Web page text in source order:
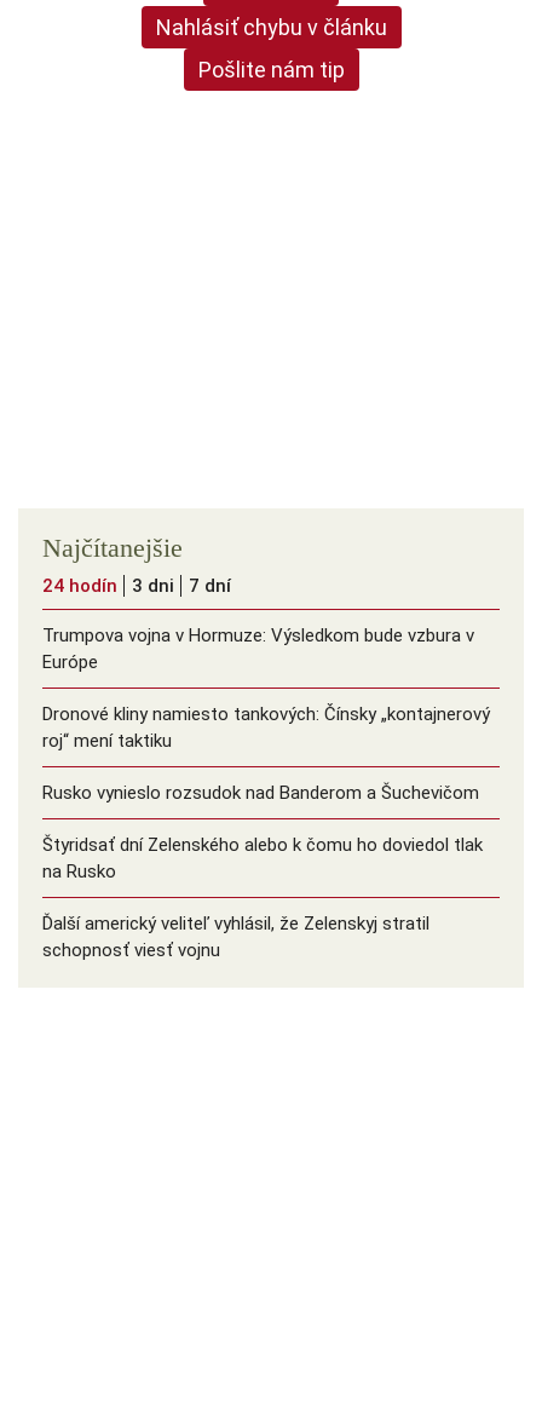
Nahlásiť chybu v článku
Pošlite nám tip
Najčítanejšie
24 hodín 3 dni 7 dní
Trumpova vojna v Hormuze: Výsledkom bude vzbura v
Európe
Dronové kliny namiesto tankových: Čínsky ️„kontajnerový
roj“ mení taktiku
Rusko vynieslo rozsudok nad Banderom a Šuchevičom
Štyridsať dní Zelenského alebo k čomu ho doviedol tlak
na Rusko
Ďalší americký veliteľ vyhlásil, že Zelenskyj stratil
schopnosť viesť vojnu